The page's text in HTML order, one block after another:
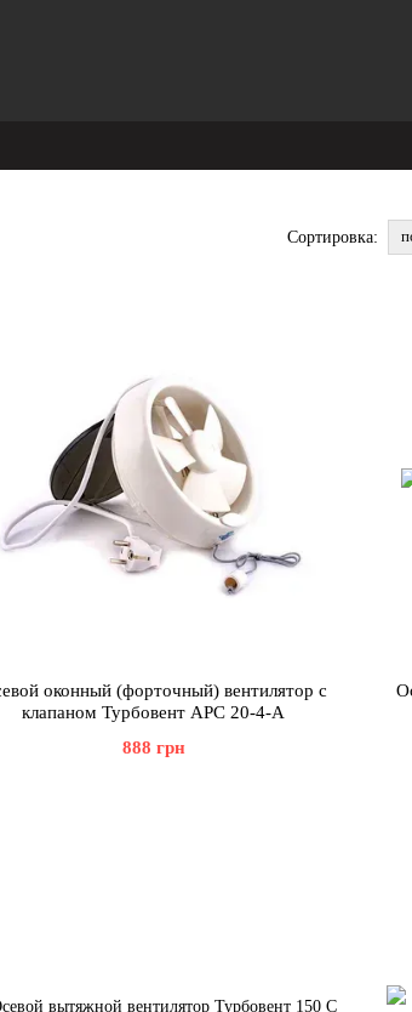
Сортировка:
оконный (форточный) вентилятор с
клапаном Турбовент АРС 20-4-А
888 грн